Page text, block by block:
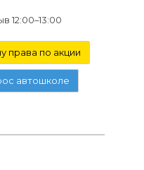
12:00–13:00
права по акции
автошколе